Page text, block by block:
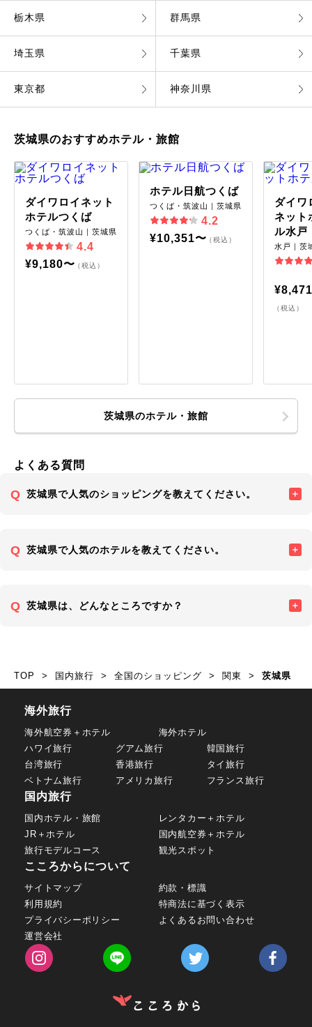
栃木県 群馬県
埼玉県 千葉県
東京都 神奈川県
茨城県のおすすめホテル・旅館
ダイワロイネット
ホテルつくば
つくば・筑波山｜茨城県
4.4
¥9,180〜（税込）
ホテル日航つくば
つくば・筑波山｜茨城県
4.2
¥10,351〜（税込）
ダイワ
ネット
ル水戸
水戸｜茨
（税込）
茨城県のホテル・旅館
よくある質問
茨城県で人気のショッピングを教えてください。
茨城県で人気のホテルを教えてください。
茨城県は、どんなところですか？
TOP 国内旅行 全国のショッピング 関東 茨城県
海外旅行
海外航空券＋ホテル
海外ホテル
ハワイ旅行
グアム旅行
韓国旅行
台湾旅行
香港旅行
タイ旅行
ベトナム旅行
アメリカ旅行 フランス旅行
国内旅行
国内ホテル・旅館
レンタカー＋ホテル
JR＋ホテル
国内航空券＋ホテル
旅行モデルコース
観光スポット
こころからについて
サイトマップ
約款・標識
利用規約
特商法に基づく表示
プライバシーポリシー
よくあるお問い合わせ
運営会社